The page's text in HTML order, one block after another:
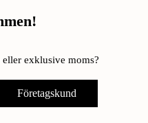
exklusive moms?
Företagskund
< 9 kW